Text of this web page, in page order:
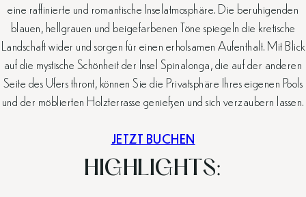
eine raffinierte und romantische Inselatmosphäre. Die beruhigenden
blauen, hellgrauen und beigefarbenen Töne spiegeln die kretische
Landschaft wider und sorgen für einen erholsamen Aufenthalt. Mit Blick
auf die mystische Schönheit der Insel Spinalonga, die auf der anderen
Seite des Ufers thront, können Sie die Privatsphäre Ihres eigenen Pools
und der möblierten Holzterrasse genießen und sich verzaubern lassen.
JETZT BUCHEN
HIGHLIGHTS: